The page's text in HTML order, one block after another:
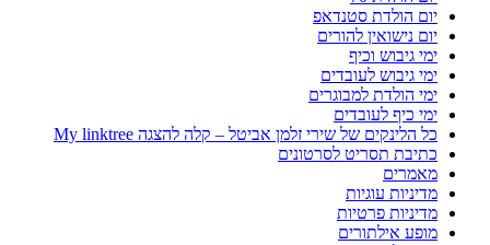
יום הולדת סטנדאפ
יום נישואין להורים
ימי גיבוש וכיף
ימי גיבוש לעובדים
ימי הולדת למבוגרים
ימי כיף לעובדים
כל הלינקים של שירי זלמן אביטל – קלה להצגה My linktree
כתיבת תסריט לסרטונים
מאמרים
מדיניות עוגיות
מדיניות פרטיות
מופע אילתורים